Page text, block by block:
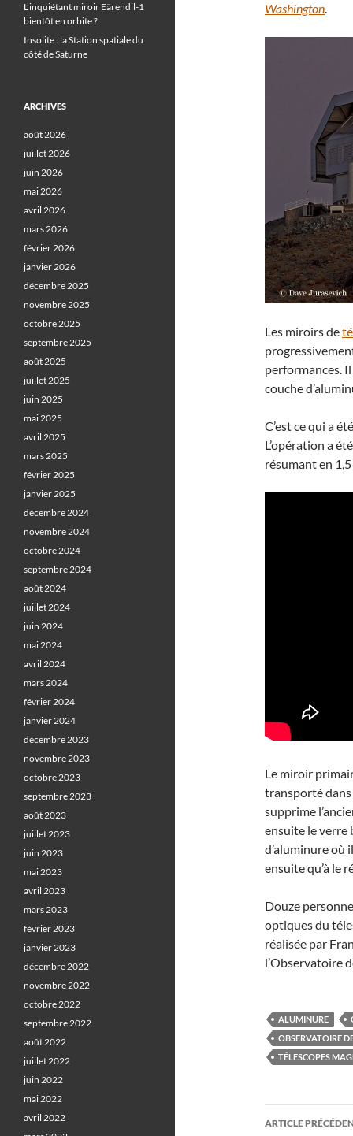
Washington.
Les miroirs de
performances.
couche
C’est ce qui a
L’opération a
résumant en
Le miroir
transporté dans
supprime
ensuite le verre
d’aluminure où
ensuite qu’à le
Douze
optiques du
réalisée par
l’Observatoire
ALUMINURE
OBSERVATOIRE
TÉLESCOPES
ARTICLE
L’inquiétant miroir Eärendil-1
bientôt en orbite ?
Insolite : la Station spatiale du
côté de Saturne
ARCHIVES
août 2026
juillet 2026
juin 2026
mai 2026
avril 2026
mars 2026
février 2026
janvier 2026
décembre 2025
novembre 2025
octobre 2025
septembre 2025
août 2025
juillet 2025
juin 2025
mai 2025
avril 2025
mars 2025
février 2025
janvier 2025
décembre 2024
novembre 2024
octobre 2024
septembre 2024
août 2024
juillet 2024
juin 2024
mai 2024
avril 2024
mars 2024
février 2024
janvier 2024
décembre 2023
novembre 2023
octobre 2023
septembre 2023
août 2023
juillet 2023
juin 2023
mai 2023
avril 2023
mars 2023
février 2023
janvier 2023
décembre 2022
novembre 2022
octobre 2022
septembre 2022
août 2022
juillet 2022
juin 2022
mai 2022
avril 2022